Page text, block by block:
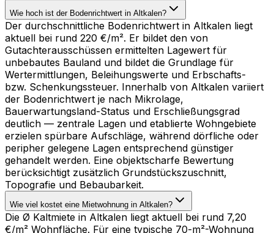
Wie hoch ist der Bodenrichtwert in Altkalen?
Der durchschnittliche Bodenrichtwert in Altkalen liegt
aktuell bei rund 220 €/m². Er bildet den von
Gutachterausschüssen ermittelten Lagewert für
unbebautes Bauland und bildet die Grundlage für
Wertermittlungen, Beleihungswerte und Erbschafts-
bzw. Schenkungssteuer. Innerhalb von Altkalen variiert
der Bodenrichtwert je nach Mikrolage,
Bauerwartungsland-Status und Erschließungsgrad
deutlich — zentrale Lagen und etablierte Wohngebiete
erzielen spürbare Aufschläge, während dörfliche oder
peripher gelegene Lagen entsprechend günstiger
gehandelt werden. Eine objektscharfe Bewertung
berücksichtigt zusätzlich Grundstückszuschnitt,
Topografie und Bebaubarkeit.
Wie viel kostet eine Mietwohnung in Altkalen?
Die Ø Kaltmiete in Altkalen liegt aktuell bei rund 7,20
€/m² Wohnfläche. Für eine typische 70-m²-Wohnung